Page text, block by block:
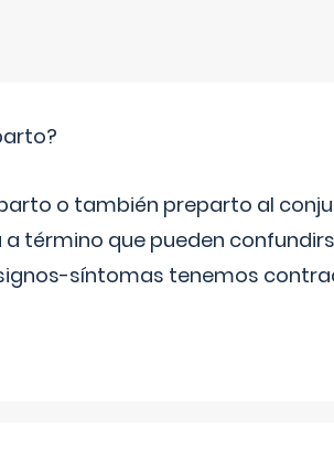
o también preparto al
término que pueden
síntomas tenemos